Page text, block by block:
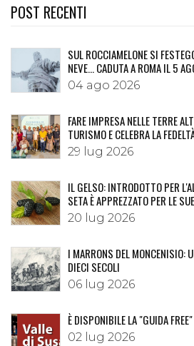
POST RECENTI
SUL ROCCIAMELONE SI
NEVE… CADUTA A ROMA IL 5
04 ago 2026
FARE IMPRESA NELLE TERRE
TURISMO E CELEBRA LA
29 lug 2026
IL GELSO: INTRODOTTO PER
SETA È APPREZZATO PER LE
20 lug 2026
I MARRONS DEL MONCENISIO:
DIECI SECOLI
06 lug 2026
È DISPONIBILE LA "GUIDA
02 lug 2026